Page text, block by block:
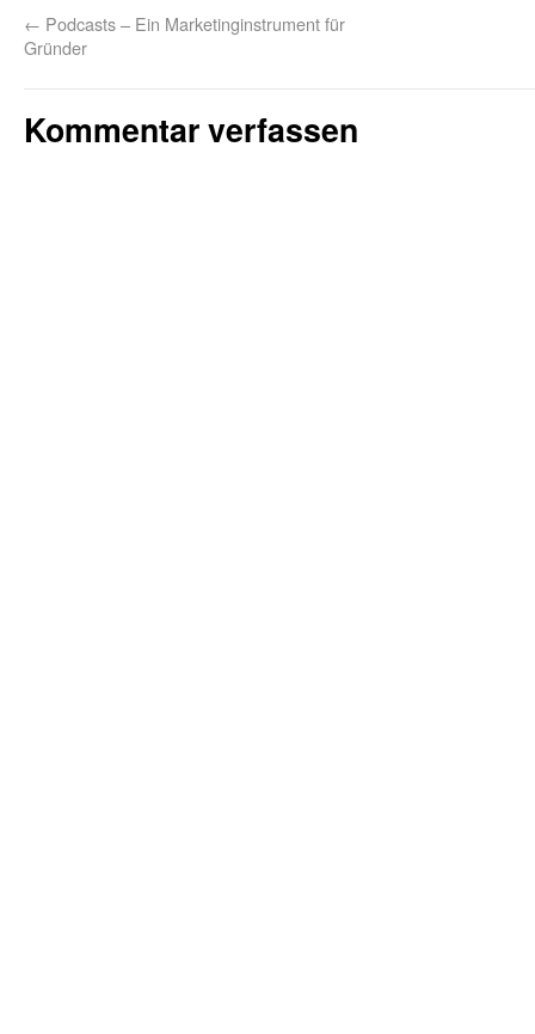
← Podcasts – Ein Marketinginstrument für
Gründer
Kommentar verfassen